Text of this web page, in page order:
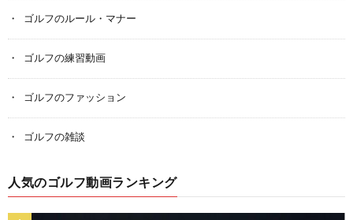
ゴルフのルール・マナー
ゴルフの練習動画
ゴルフのファッション
ゴルフの雑談
人気のゴルフ動画ランキング